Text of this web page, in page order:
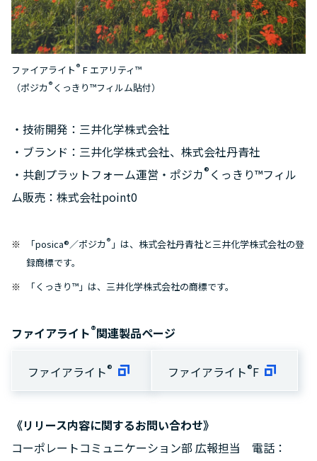
ファイアライト® F エアリティ™
（ポジカ®くっきり™フィルム貼付）
・技術開発：三井化学株式会社
・ブランド：三井化学株式会社、株式会社丹青社
・共創プラットフォーム運営・ポジカ® くっきり™フィル
ム販売：株式会社point0
「posica®／ポジカ® 」は、株式会社丹青社と三井化学株式会社の登
録商標です。
「くっきり™」は、三井化学株式会社の商標です。
ファイアライト®関連製品ページ
ファイアライト® ファイアライト®F
《リリース内容に関するお問い合わせ》
コーポレートコミュニケーション部 広報担当 電話：